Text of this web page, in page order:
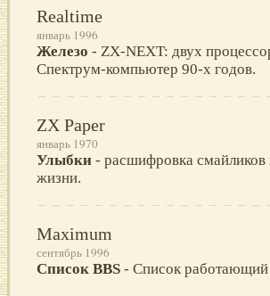
Realtime
январь 1996
Железо - ZX-NEXT: двух
Спектрум-компьютер 90-х годов.
ZX Paper
январь 1970
Улыбки - расшифровка смайликов
жизни.
Maximum
сентябрь 1996
Список BBS - Список работающий